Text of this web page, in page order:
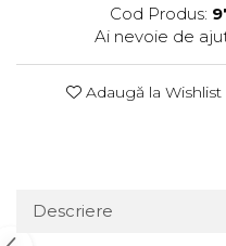
Cod Produs:
Ai nevoie de
Adaugă la Wishlist
Descriere